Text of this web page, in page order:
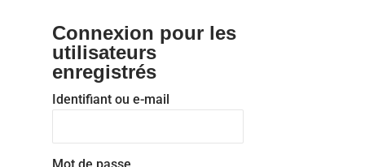
Connexion pour les
utilisateurs
enregistrés
Identifiant ou e-mail